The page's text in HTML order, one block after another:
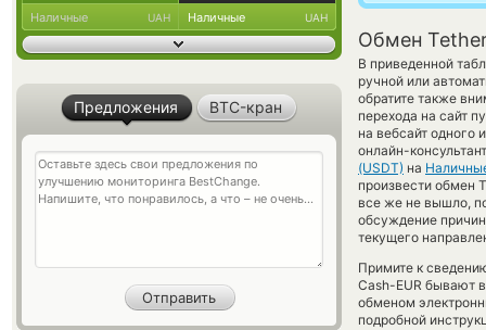
Обмен
В приведенной
ручной или
обратите также
перехода на сайт
на вебсайт одного
онлайн-
(USDT) на
произвести обмен
все же не вышло,
обсуждение
текущего
Примите к
Cash-EUR бывают
обменом
подробной
Наличные UAH Наличные UAH
Предложения BTC-кран